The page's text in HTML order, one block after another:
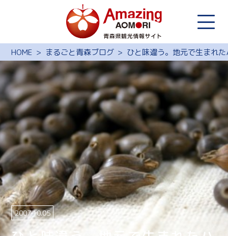
HOME まるごと青森ブログ ひと味違う。地元で生まれ
2007.10.05